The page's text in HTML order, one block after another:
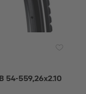
54-559,26x2.10